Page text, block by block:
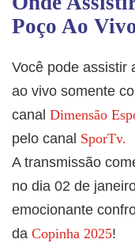
Poço Ao
Você pode assistir
ao vivo somente
canal Dimensão
pelo canal SporTv.
A transmissão
no dia 02 de
emocionante
da Copinha 2025!